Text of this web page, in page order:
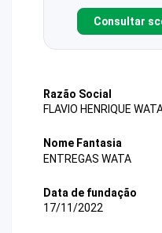
Consultar
Razão Social
FLAVIO HENRIQUE
Nome Fantasia
ENTREGAS WATA
Data de fundação
17/11/2022